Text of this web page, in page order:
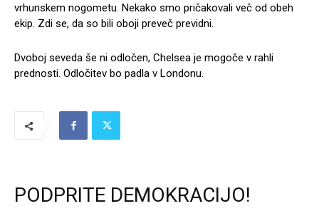
vrhunskem nogometu. Nekako smo pričakovali več od obeh
ekip. Zdi se, da so bili oboji preveč previdni.
Dvoboj seveda še ni odločen, Chelsea je mogoče v rahli
prednosti. Odločitev bo padla v Londonu.
PODPRITE DEMOKRACIJO!